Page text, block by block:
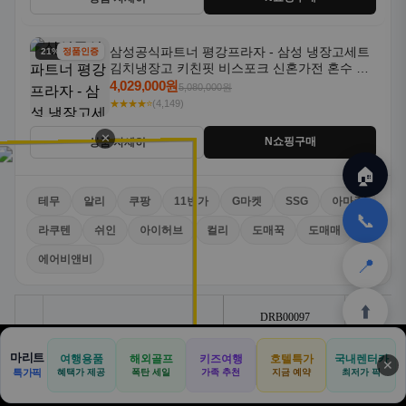
21% 할인정품인증
삼성공식파트너 평강프라자 - 삼성 냉장고세트
김치냉장고 키친핏 비스포크 신혼가전 혼수 입
주가전 빌트인 화이트
4,029,000원5,080,000원
★★★★⭐(4,149)
상품 자세히 N쇼핑구매
테무 알리 쿠팡 11번가 G마켓 SSG 아마존
라쿠텐 쉬인 아이허브 컬리 도매꾹 도매매
에어비앤비
🏠
✈️
공항
⛳
📋
🛒
쿠팡
🎁
테무
🏠
📞
📍
⬆️
🏠 📝
견적
🚐
기사등록
🛒
아마존
✕
마리트
특가픽
여행용품
혜택가 제공
해외골프
폭탄 세일
키즈여행
가족 추천
호텔특가
지금 예약
국내렌터카
최저가 픽 ✕